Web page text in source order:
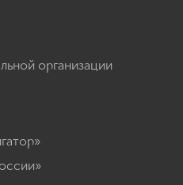
организации